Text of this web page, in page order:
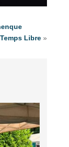
Libre »